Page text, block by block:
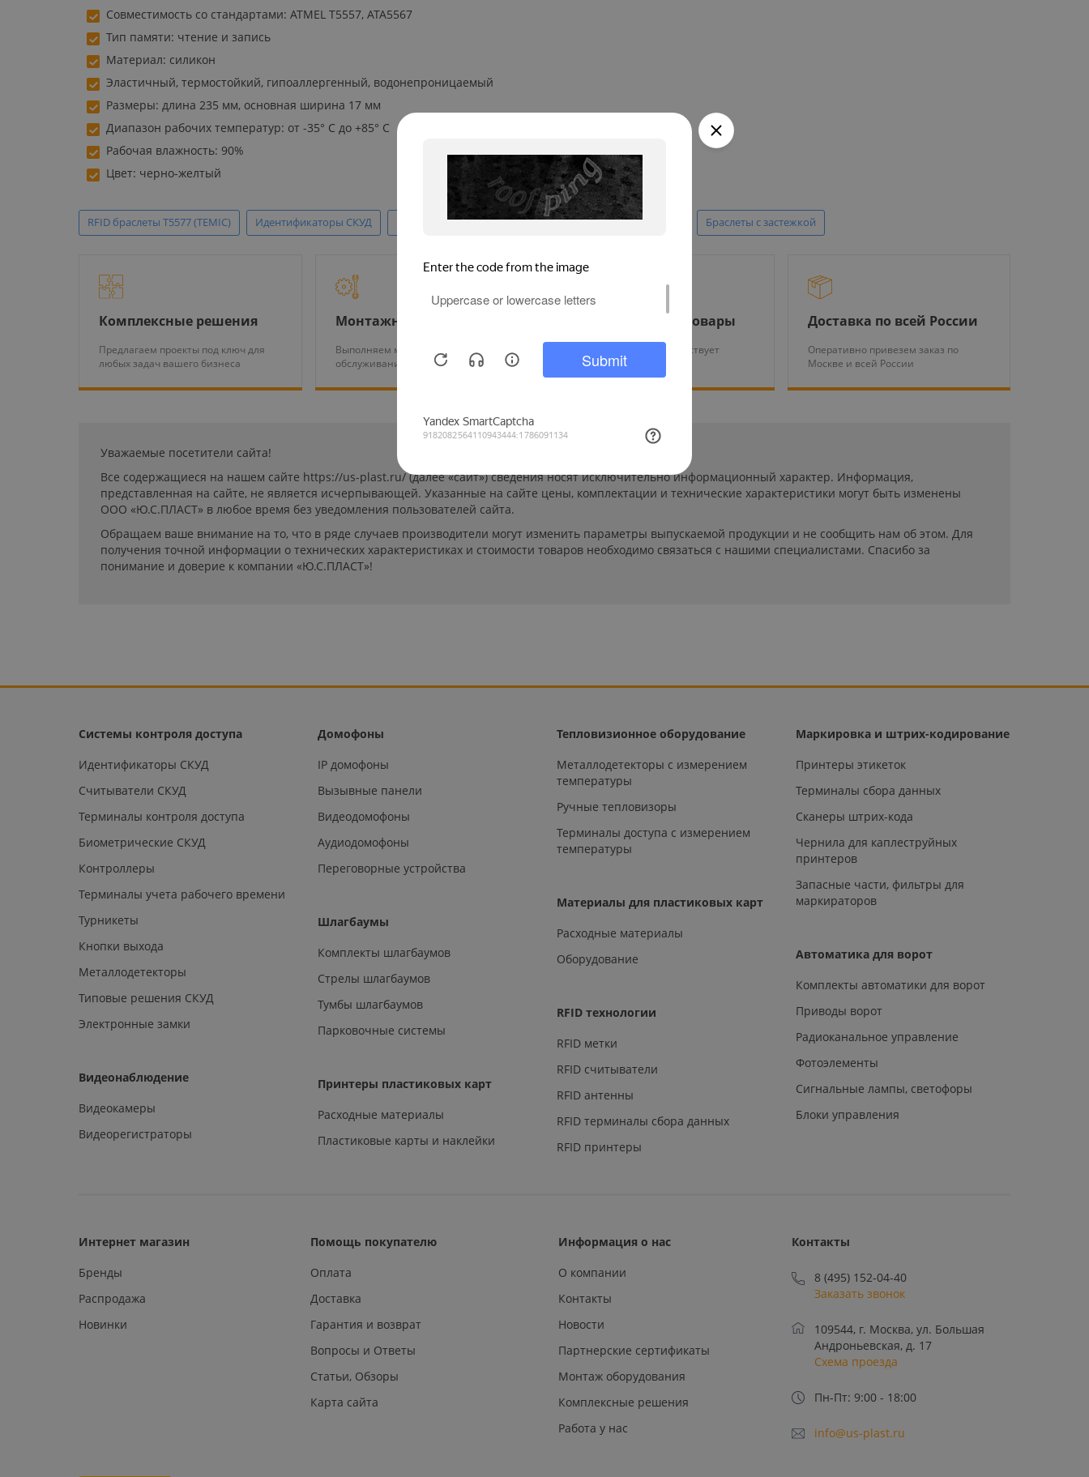
Совместимость со стандартами: ATMEL T5557, ATA5567
Тип памяти: чтение и запись
Материал: силикон
Эластичный, термостойкий, гипоаллергенный, водонепроницаемый
Размеры: длина 235 мм, основная ширина 17 мм
Диапазон рабочих температур: от -35° С до +85° С
Рабочая влажность: 90%
Цвет: черно-желтый
RFID браслеты T5577 (TEMIC) Идентификаторы СКУД Браслеты для бассейна Силиконовые RFID браслеты Браслеты с застежкой
Комплексные решения
Предлагаем проекты под ключ для
любых задач вашего бизнеса
Монтажные работы
Выполняем монтаж и тех.
обслуживание оборудования
Гарантия на все товары
На нашу продукцию действует
гарантия от 12 месяцев
Доставка по всей России
Оперативно привезем заказ по
Москве и всей России
Уважаемые посетители сайта!
Все содержащиеся на нашем сайте https://us-plast.ru/ (далее «сайт») сведения носят исключительно информационный характер. Информация,
представленная на сайте, не является исчерпывающей. Указанные на сайте цены, комплектации и технические характеристики могут быть изменены
ООО «Ю.С.ПЛАСТ» в любое время без уведомления пользователей сайта.
Обращаем ваше внимание на то, что в ряде случаев производители могут изменить параметры выпускаемой продукции и не сообщить нам об этом. Для
получения точной информации о технических характеристиках и стоимости товаров необходимо связаться с нашими специалистами. Спасибо за
понимание и доверие к компании «Ю.С.ПЛАСТ»!
Системы контроля доступа
Идентификаторы СКУД
Считыватели СКУД
Терминалы контроля доступа
Биометрические СКУД
Контроллеры
Терминалы учета рабочего времени
Турникеты
Кнопки выхода
Металлодетекторы
Типовые решения СКУД
Электронные замки
Видеонаблюдение
Видеокамеры
Видеорегистраторы
Домофоны
IP домофоны
Вызывные панели
Видеодомофоны
Аудиодомофоны
Переговорные устройства
Шлагбаумы
Комплекты шлагбаумов
Стрелы шлагбаумов
Тумбы шлагбаумов
Парковочные системы
Принтеры пластиковых карт
Расходные материалы
Пластиковые карты и наклейки
Тепловизионное оборудование
Металлодетекторы с измерением
температуры
Ручные тепловизоры
Терминалы доступа с измерением
температуры
Материалы для пластиковых карт
Расходные материалы
Оборудование
RFID технологии
RFID метки
RFID считыватели
RFID антенны
RFID терминалы сбора данных
RFID принтеры
Маркировка и штрих-кодирование
Принтеры этикеток
Терминалы сбора данных
Сканеры штрих-кода
Чернила для каплеструйных
принтеров
Запасные части, фильтры для
маркираторов
Автоматика для ворот
Комплекты автоматики для ворот
Приводы ворот
Радиоканальное управление
Фотоэлементы
Сигнальные лампы, светофоры
Блоки управления
Интернет магазин
Бренды
Распродажа
Новинки
Помощь покупателю
Оплата
Доставка
Гарантия и возврат
Вопросы и Ответы
Статьи, Обзоры
Карта сайта
Информация о нас
О компании
Контакты
Новости
Партнерские сертификаты
Монтаж оборудования
Комплексные решения
Работа у нас
Контакты
8 (495) 152-04-40
Заказать звонок
109544, г. Москва, ул. Большая
Андроньевская, д. 17
Схема проезда
Пн-Пт: 9:00 - 18:00
info@us-plast.ru